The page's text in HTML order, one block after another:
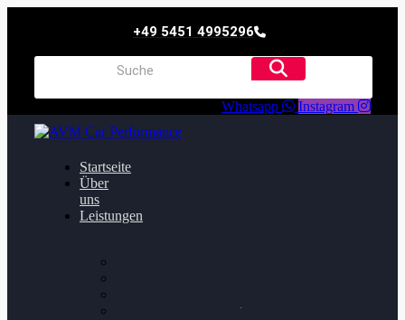
+49 5451 4995296
Whatsapp Instagram
Startseite
Über
uns
Leistungen
Getriebeoptimierung